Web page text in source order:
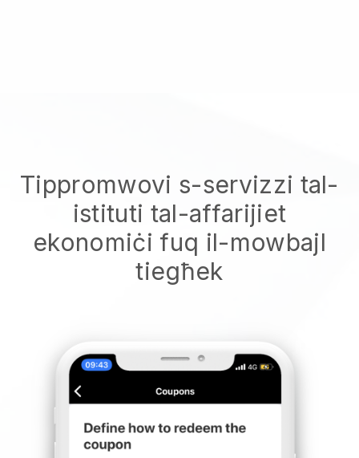
Tippromwovi s-servizzi tal-
istituti tal-affarijiet
ekonomiċi fuq il-mowbajl
tiegħek